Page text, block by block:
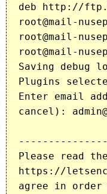
deb http://
root@mail-
root@mail-
root@mail-
Saving
Plugins
Enter email
cancel):
Please read
https://
agree in